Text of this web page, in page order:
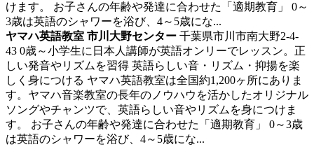
けます。 お子さんの年齢や発達に合わせた「適期教育」 0～
3歳は英語のシャワーを浴び、4～5歳にな...
ヤマハ英語教室 市川大野センター 千葉県市川市南大野2-4-
43 0歳～小学生に日本人講師が英語オンリーでレッスン。正
しい発音やリズムを習得 英語らしい音・リズム・抑揚を楽
しく身につける ヤマハ英語教室は全国約1,200ヶ所にありま
す。ヤマハ音楽教室の長年のノウハウを活かしたオリジナル
ソングやチャンツで、英語らしい音やリズムを身につけま
す。 お子さんの年齢や発達に合わせた「適期教育」 0～3歳
は英語のシャワーを浴び、4～5歳にな...